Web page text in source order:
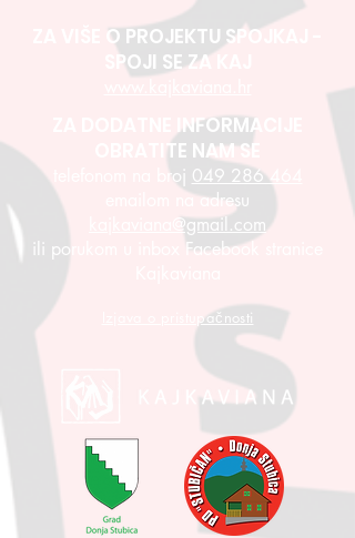
ZA VIŠE O PROJEKTU SPOJKAJ -
SPOJI SE ZA KAJ
ZA DODATNE INFORMACIJE
OBRATITE NAM SE
telefonom na broj 049 286 464
emailom na adresu
kajkaviana@gmail.com
ili porukom u inbox Facebook stranice
Izjava o pristupačnosti